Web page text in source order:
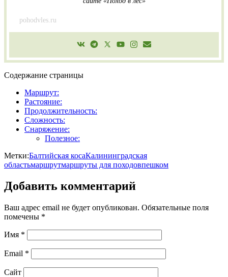
pohodvles.ru
Содержание страницы
Маршрут:
Растояние:
Продолжительность:
Сложность:
Снаряжение:
Полезное:
Метки:Балтийская косаКалининградская
областьмаршрутмаршруты для походовпешком
Добавить комментарий
Ваш адрес email не будет опубликован. Обязательные поля
помечены *
Имя *
Email *
Сайт